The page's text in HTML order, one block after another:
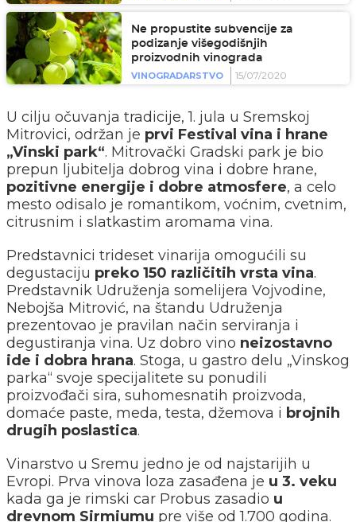
Ne propustite subvencije za
podizanje višegodišnjih
proizvodnih vinograda
VINOGRADARSTVO
15/07/2020
U cilju očuvanja tradicije, 1. jula u Sremskoj
Mitrovici, održan je prvi Festival vina i hrane
„Vinski park“. Mitrovački Gradski park je bio
prepun ljubitelja dobrog vina i dobre hrane,
pozitivne energije i dobre atmosfere, a celo
mesto odisalo je romantikom, voćnim, cvetnim,
citrusnim i slatkastim aromama vina.
Predstavnici trideset vinarija omogućili su
degustaciju preko 150 različitih vrsta vina.
Predstavnik Udruženja somelijera Vojvodine,
Nebojša Mitrović, na štandu Udruženja
prezentovao je pravilan način serviranja i
degustiranja vina. Uz dobro vino neizostavno
ide i dobra hrana. Stoga, u gastro delu „Vinskog
parka“ svoje specijalitete su ponudili
proizvođači sira, suhomesnatih proizvoda,
domaće paste, meda, testa, džemova i brojnih
drugih poslastica.
Vinarstvo u Sremu jedno je od najstarijih u
Evropi. Prva vinova loza zasađena je u 3. veku
kada ga je rimski car Probus zasadio u
drevnom Sirmiumu pre više od 1.700 godina.